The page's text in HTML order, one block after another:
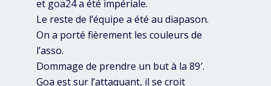
et goa24 a été impériale.
Le reste de l’équipe a été au diapason.
On a porté fièrement les couleurs de
l’asso.
Dommage de prendre un but à la 89′.
Goa est sur l’attaquant, il se croit